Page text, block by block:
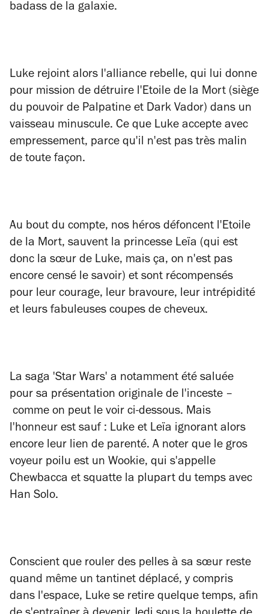
badass de la galaxie.
Luke rejoint alors l'alliance rebelle, qui lui donne
pour mission de détruire l'Etoile de la Mort (siège
du pouvoir de Palpatine et Dark Vador) dans un
vaisseau minuscule. Ce que Luke accepte avec
empressement, parce qu'il n'est pas très malin
de toute façon.
Au bout du compte, nos héros défoncent l'Etoile
de la Mort, sauvent la princesse Leïa (qui est
donc la sœur de Luke, mais ça, on n'est pas
encore censé le savoir) et sont récompensés
pour leur courage, leur bravoure, leur intrépidité
et leurs fabuleuses coupes de cheveux.
La saga 'Star Wars' a notamment été saluée
pour sa présentation originale de l'inceste –
comme on peut le voir ci-dessous. Mais
l'honneur est sauf : Luke et Leïa ignorant alors
encore leur lien de parenté. A noter que le gros
voyeur poilu est un Wookie, qui s'appelle
Chewbacca et squatte la plupart du temps avec
Han Solo.
Conscient que rouler des pelles à sa sœur reste
quand même un tantinet déplacé, y compris
dans l'espace, Luke se retire quelque temps, afin